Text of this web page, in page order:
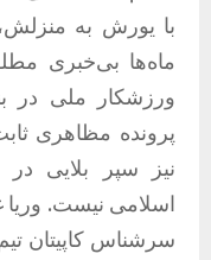
با یورش به
ماه‌ها بی‌خبری
ورزشکار ملی در
پرونده مظاهری
نیز سپر بلایی
اسلامی نیست. وریا
سرشناس کاپیتان